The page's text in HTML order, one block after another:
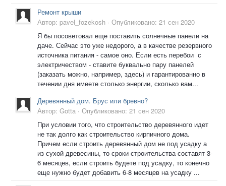
Ремонт крыши
Автор: pavel_fozekosh · Опубликовано: 21 сен 2020
Я бы посоветовал еще поставить солнечные панели на
даче. Сейчас это уже недорого, а в качестве резервного
источника питания - самое оно. Если есть перебои с
электричеством - ставите буквально пару панелей
(заказать можно, например, здесь) и гарантированно в
течении дня имеете столько энергии, сколько вам...
Деревянный дом. Брус или бревно?
Автор: Gotta · Опубликовано: 21 сен 2020
При условии того, что строительство деревянного идет
не так долго как строительство кирпичного дома.
Причем если строить деревянный дом не под усадку а
из сухой древесины, то сроки строительства составят 3-
6 месяцев, если строить будете под усадку, то конечно
еще нужно будет добавить 6-8 месяцев на усадку ...